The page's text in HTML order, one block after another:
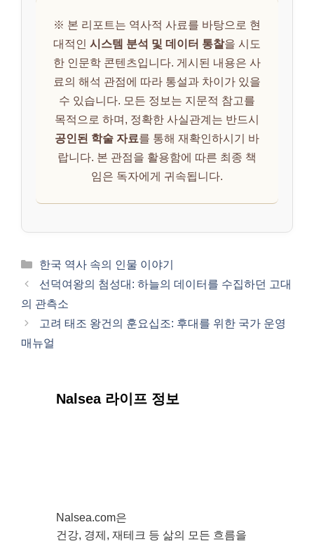
※ 본 리포트는 역사적 사료를 바탕으로 현
대적인 시스템 분석 및 데이터 통찰을 시도
한 인문학 콘텐츠입니다. 게시된 내용은 사
료의 해석 관점에 따라 통설과 차이가 있을
수 있습니다. 모든 정보는 지문적 참고를
목적으로 하며, 정확한 사실관계는 반드시
공인된 학술 자료를 통해 재확인하시기 바
랍니다. 본 관점을 활용함에 따른 최종 책
임은 독자에게 귀속됩니다.
카
테
리
한국 역사 속의 인물 이야기
선덕여왕의 첨성대: 하늘의 데이터를 수집하던 고대
의 관측소
고려 태조 왕건의 훈요십조: 후대를 위한 국가 운영
매뉴얼
Nalsea 라이프 정보
Nalsea.com은
건강, 경제, 재테크 등 삶의 모든 흐름을